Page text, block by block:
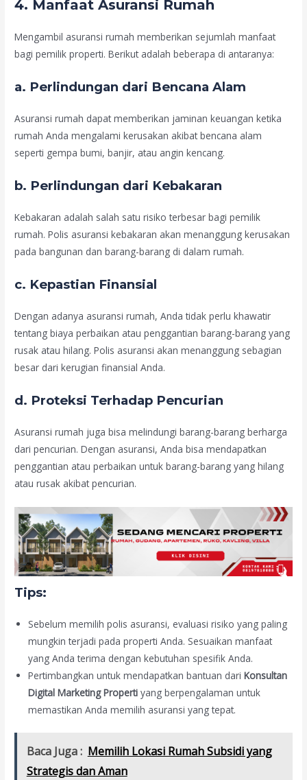
4. Manfaat Asuransi Rumah
Mengambil asuransi rumah memberikan sejumlah manfaat
bagi pemilik properti. Berikut adalah beberapa di antaranya:
a. Perlindungan dari Bencana Alam
Asuransi rumah dapat memberikan jaminan keuangan ketika
rumah Anda mengalami kerusakan akibat bencana alam
seperti gempa bumi, banjir, atau angin kencang.
b. Perlindungan dari Kebakaran
Kebakaran adalah salah satu risiko terbesar bagi pemilik
rumah. Polis asuransi kebakaran akan menanggung kerusakan
pada bangunan dan barang-barang di dalam rumah.
c. Kepastian Finansial
Dengan adanya asuransi rumah, Anda tidak perlu khawatir
tentang biaya perbaikan atau penggantian barang-barang yang
rusak atau hilang. Polis asuransi akan menanggung sebagian
besar dari kerugian finansial Anda.
d. Proteksi Terhadap Pencurian
Asuransi rumah juga bisa melindungi barang-barang berharga
dari pencurian. Dengan asuransi, Anda bisa mendapatkan
penggantian atau perbaikan untuk barang-barang yang hilang
atau rusak akibat pencurian.
Tips:
Sebelum memilih polis asuransi, evaluasi risiko yang paling
mungkin terjadi pada properti Anda. Sesuaikan manfaat
yang Anda terima dengan kebutuhan spesifik Anda.
Pertimbangkan untuk mendapatkan bantuan dariKonsultan
Digital Marketing Properti yang berpengalaman untuk
memastikan Anda memilih asuransi yang tepat.
Baca Juga : Memilih Lokasi Rumah Subsidi yang
Strategis dan Aman